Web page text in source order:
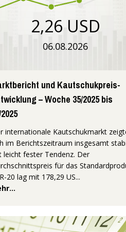
2,26 USD
06.08.2026
und Kautschukpreis-
– Woche 35/2025 bis
internationale Kautschukmarkt
im Berichtszeitraum insgesamt
leicht fester Tendenz. Der
für das
20 lag mit 178,29 US...